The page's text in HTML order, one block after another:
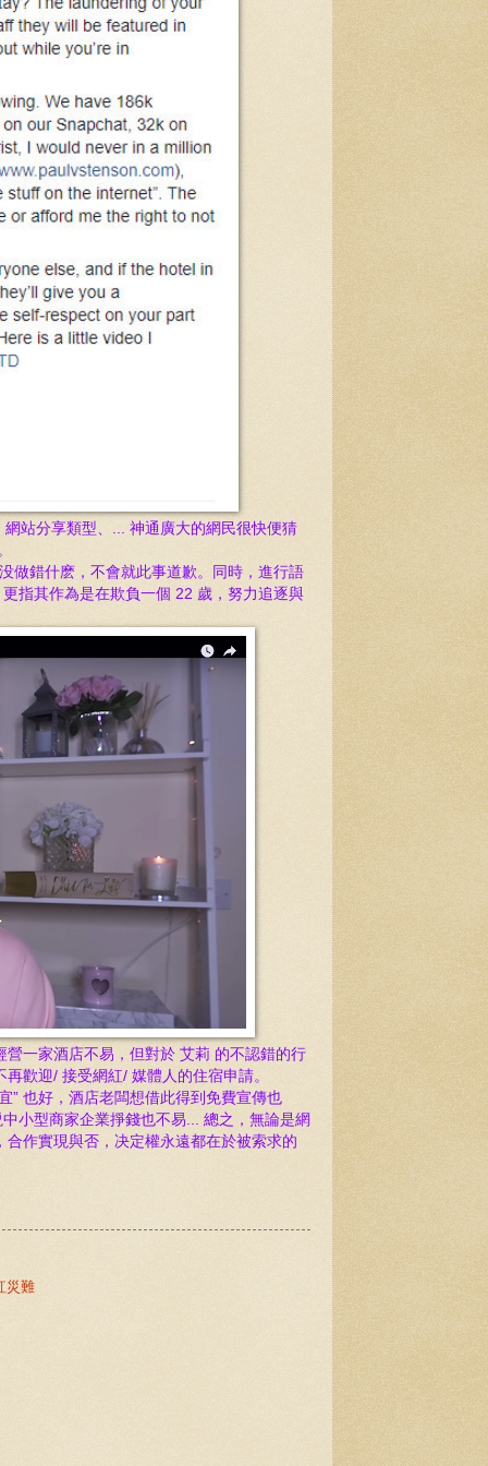
站分享類型、... 神通廣大的網民很快便猜
做錯什麽，不會就此事道歉。同時，進行語
指其作為是在欺負一個 22 歲，努力追逐與
營一家酒店不易，但對於 艾莉 的不認錯的行
再歡迎/ 接受網紅/ 媒體人 的住宿申請。
” 也好，酒店老闆想借此得到免費宣傳也
小型商家企業掙錢也不易... 總之，無論是網
合作實現與否，决定權永遠都在於被索求的
災難